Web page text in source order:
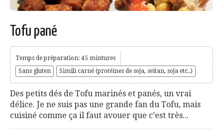
Tofu pané
Temps de préparation: 45 mintures
Sans gluten
Simili carné (protéines de soja, seitan, soja etc..)
Des petits dés de Tofu marinés et panés, un vrai
délice. Je ne suis pas une grande fan du Tofu, mais
cuisiné comme ça il faut avouer que c’est très...